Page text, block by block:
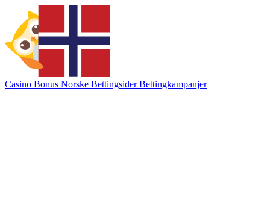
Casino Bonus Norske Bettingsider Bettingkampanjer